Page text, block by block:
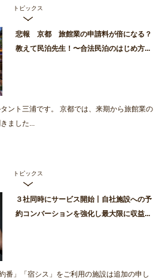
トピックス
悲報 京都 旅館業の申請料が倍になる？
教えて民泊先生！〜合法民泊のはじめ方...
ント三浦です。 京都では、来期から旅館業の
ました...
トピックス
３社同時にサービス開始丨自社施設への予
約コンバーションを強化し最大限に収益...
番」「宿シス」をご利用の施設は追加の申し